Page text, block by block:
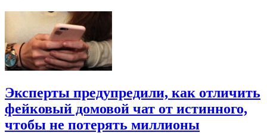
Эксперты предупредили, как отличить
фейковый домовой чат от истинного,
чтобы не потерять миллионы